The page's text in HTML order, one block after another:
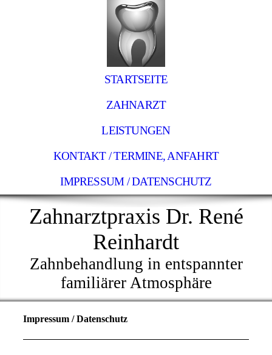
STARTSEITE
ZAHNARZT
LEISTUNGEN
KONTAKT / TERMINE, ANFAHRT
IMPRESSUM / DATENSCHUTZ
Zahnarztpraxis Dr. René
Reinhardt
Zahnbehandlung in entspannter
familiärer Atmosphäre
Impressum / Datenschutz